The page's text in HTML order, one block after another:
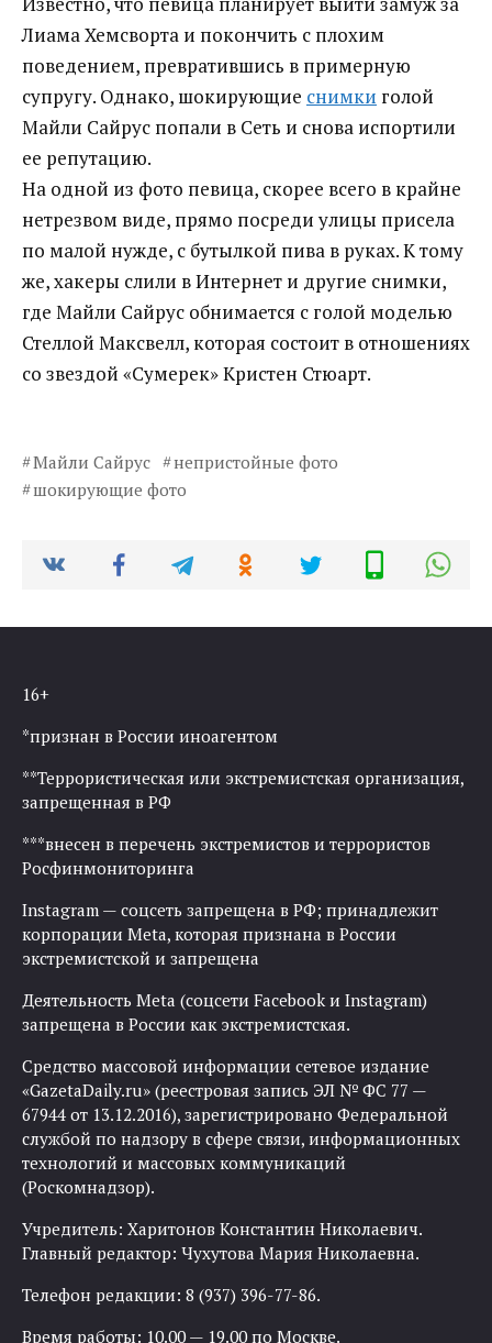
Лиама Хемсворта и покончить с плохим
поведением, превратившись в примерную
супругу. Однако, шокирующие снимки голой
Майли Сайрус попали в Сеть и снова испортили
ее репутацию.
На одной из фото певица, скорее всего в крайне
нетрезвом виде, прямо посреди улицы присела
по малой нужде, с бутылкой пива в руках. К тому
же, хакеры слили в Интернет и другие снимки,
где Майли Сайрус обнимается с голой моделью
Стеллой Максвелл, которая состоит в отношениях
со звездой «Сумерек» Кристен Стюарт.
Майли Сайрус
непристойные фото
шокирующие фото
16+
*признан в России иноагентом
**Террористическая или экстремистская организация,
запрещенная в РФ
***внесен в перечень экстремистов и террористов
Росфинмониторинга
Instagram — соцсеть запрещена в РФ; принадлежит
корпорации Meta, которая признана в России
экстремистской и запрещена
Деятельность Meta (соцсети Facebook и Instagram)
запрещена в России как экстремистская.
Средство массовой информации сетевое издание
«GazetaDaily.ru» (реестровая запись ЭЛ № ФС 77 —
67944 от 13.12.2016), зарегистрировано Федеральной
службой по надзору в сфере связи, информационных
технологий и массовых коммуникаций
(Роскомнадзор).
Учредитель: Харитонов Константин Николаевич.
Главный редактор: Чухутова Мария Николаевна.
Телефон редакции: 8 (937) 396-77-86.
Время работы: 10.00 — 19.00 по Москве.